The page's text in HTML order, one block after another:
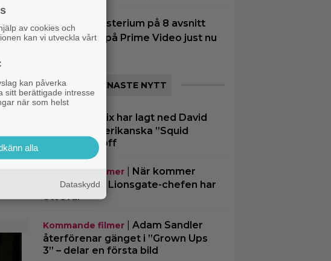
Ett nytt mysterium på 8 avsnitt
gör succé på Prime Video just nu
SENASTE NYTT
Netflix har lagt ned David
Finchers amerikanska ”Squid
Game”-spinoff
Kommande filmer| När kommer
”Michael 2”? Lionsgate-chefen har
ett svar
Kommande filmer| Adam Sandler
återförenar gänget i ”Grown Ups
3” – delar en första bild
av cookies och
kan vi utveckla vårt
kan påverka
sitt berättigade intresse
när som helst
alla
Dataskydd